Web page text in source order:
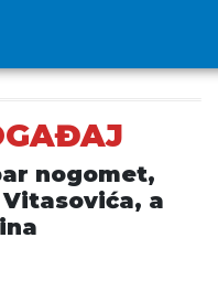
nogomet,
a